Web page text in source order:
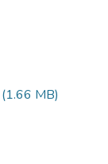
(1.66 MB)